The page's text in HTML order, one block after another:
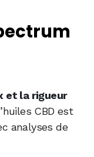
et la rigueur
CBD est
analyses de